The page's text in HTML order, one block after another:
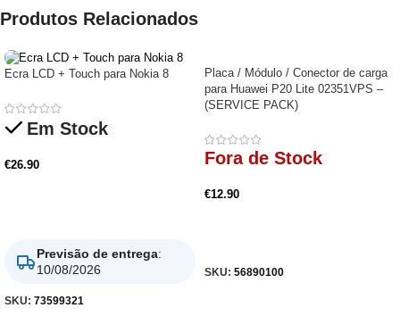
Produtos Relacionados
Ecra LCD + Touch para Nokia 8
Em Stock
€26.90
Previsão de entrega:
10/08/2026
SKU: 73599321
Placa / Módulo / Conector de carga
para Huawei P20 Lite 02351VPS –
(SERVICE PACK)
Fora de Stock
€12.90
SKU: 56890100